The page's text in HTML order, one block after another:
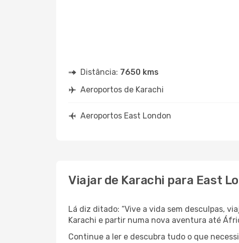
Distância: 7650 kms
Aeroportos de Karachi
Aeroportos East London
Viajar de Karachi para East
Lá diz ditado: “Vive a vida sem desculpas,
Karachi e partir numa nova aventura até
Continue a ler e descubra tudo o que